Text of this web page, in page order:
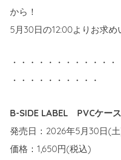
から！
5月30日の12:00よりお求め
・・・・・・・・・・・
・・・・・・・・・・
B-SIDE LABEL PVCケース
発売日：2026年5月30日(
価格：1,650円(税込)